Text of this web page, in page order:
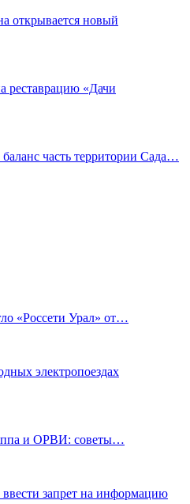
открывается новый
реставрацию «Дачи
часть территории Сада…
«Россети Урал» от…
электропоездах
и ОРВИ: советы…
запрет на информацию